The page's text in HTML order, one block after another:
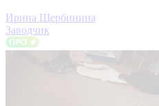
Ирина Щербинина
Заводчик